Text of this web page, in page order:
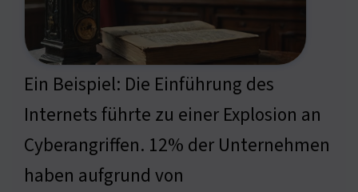
Ein Beispiel: Die Einführung des
Internets führte zu einer Explosion an
Cyberangriffen. 12% der Unternehmen
haben aufgrund von